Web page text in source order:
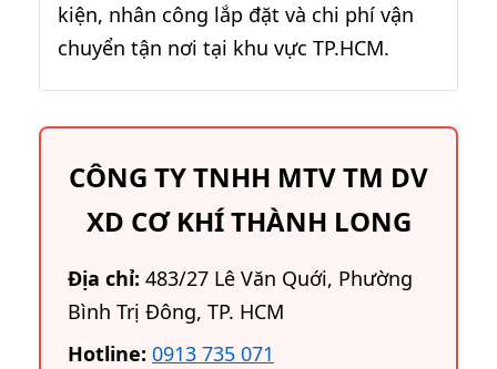
kiện, nhân công lắp đặt và chi phí vận
chuyển tận nơi tại khu vực TP.HCM.
CÔNG TY TNHH MTV TM DV
XD CƠ KHÍ THÀNH LONG
Địa chỉ: 483/27 Lê Văn Quới, Phường
Bình Trị Đông, TP. HCM
Hotline: 0913 735 071